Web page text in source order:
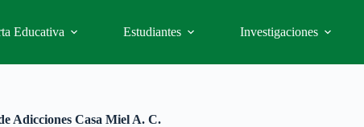
Educativa Estudiantes Investigaciones
Adicciones Casa Miel A. C.